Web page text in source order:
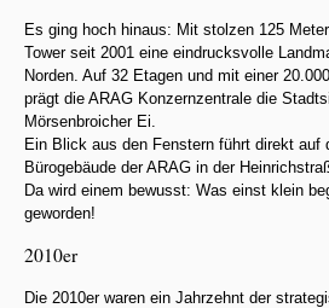
Es ging hoch hinaus: Mit stolzen 125
Tower seit 2001 eine eindrucksvolle
Norden. Auf 32 Etagen und mit einer
prägt die ARAG Konzernzentrale die
Mörsenbroicher Ei.
Ein Blick aus den Fenstern führt direkt auf
Bürogebäude der ARAG in der
Da wird einem bewusst: Was einst klein
geworden!
2010er
Die 2010er waren ein Jahrzehnt der